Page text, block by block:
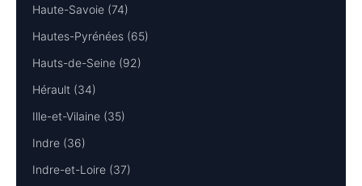
Haute-Savoie (74)
Hautes-Pyrénées (65)
Hauts-de-Seine (92)
Hérault (34)
Ille-et-Vilaine (35)
Indre (36)
Indre-et-Loire (37)